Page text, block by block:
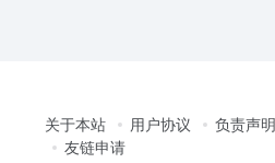
关于本站 用户协议 负责声明
友链申请